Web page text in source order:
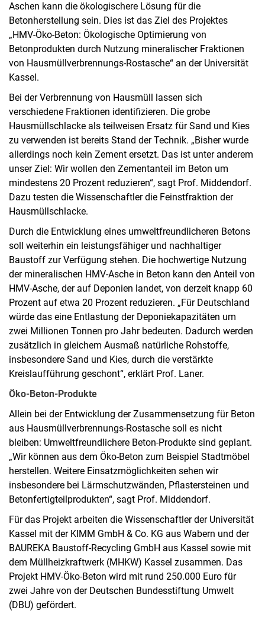
Aschen kann die ökologischere Lösung für die
Betonherstellung sein. Dies ist das Ziel des Projektes
„HMV-Öko-Beton: Ökologische Optimierung von
Betonprodukten durch Nutzung mineralischer Fraktionen
von Hausmüllverbrennungs-Rostasche“ an der Universität
Kassel.
Bei der Verbrennung von Hausmüll lassen sich
verschiedene Fraktionen identifizieren. Die grobe
Hausmüllschlacke als teilweisen Ersatz für Sand und Kies
zu verwenden ist bereits Stand der Technik. „Bisher wurde
allerdings noch kein Zement ersetzt. Das ist unter anderem
unser Ziel: Wir wollen den Zementanteil im Beton um
mindestens 20 Prozent reduzieren“, sagt Prof. Middendorf.
Dazu testen die Wissenschaftler die Feinstfraktion der
Hausmüllschlacke.
Durch die Entwicklung eines umweltfreundlicheren Betons
soll weiterhin ein leistungsfähiger und nachhaltiger
Baustoff zur Verfügung stehen. Die hochwertige Nutzung
der mineralischen HMV-Asche in Beton kann den Anteil von
HMV-Asche, der auf Deponien landet, von derzeit knapp 60
Prozent auf etwa 20 Prozent reduzieren. „Für Deutschland
würde das eine Entlastung der Deponiekapazitäten um
zwei Millionen Tonnen pro Jahr bedeuten. Dadurch werden
zusätzlich in gleichem Ausmaß natürliche Rohstoffe,
insbesondere Sand und Kies, durch die verstärkte
Kreislaufführung geschont“, erklärt Prof. Laner.
Öko-Beton-Produkte
Allein bei der Entwicklung der Zusammensetzung für Beton
aus Hausmüllverbrennungs-Rostasche soll es nicht
bleiben: Umweltfreundlichere Beton-Produkte sind geplant.
„Wir können aus dem Öko-Beton zum Beispiel Stadtmöbel
herstellen. Weitere Einsatzmöglichkeiten sehen wir
insbesondere bei Lärmschutzwänden, Pflastersteinen und
Betonfertigteilprodukten“, sagt Prof. Middendorf.
Für das Projekt arbeiten die Wissenschaftler der Universität
Kassel mit der KIMM GmbH & Co. KG aus Wabern und der
BAUREKA Baustoff-Recycling GmbH aus Kassel sowie mit
dem Müllheizkraftwerk (MHKW) Kassel zusammen. Das
Projekt HMV-Öko-Beton wird mit rund 250.000 Euro für
zwei Jahre von der Deutschen Bundesstiftung Umwelt
(DBU) gefördert.